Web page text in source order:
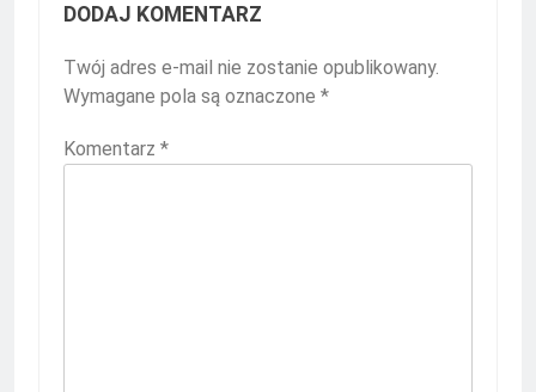
DODAJ KOMENTARZ
Twój adres e-mail nie zostanie opublikowany.
Wymagane pola są oznaczone *
Komentarz *